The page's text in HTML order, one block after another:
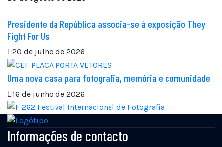
Presidente da República associa-se à exposição They
Fight For Us
20 de julho de 2026
Uma nova casa para fotografia, memória e comunidade
16 de junho de 2026
Informações de contacto